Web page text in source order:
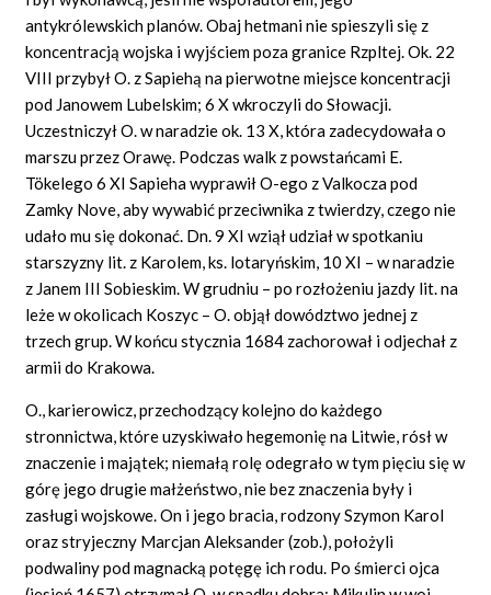
antykrólewskich planów. Obaj hetmani nie spieszyli się z
koncentracją wojska i wyjściem poza granice Rzpltej. Ok. 22
VIII przybył O. z Sapiehą na pierwotne miejsce koncentracji
pod Janowem Lubelskim; 6 X wkroczyli do Słowacji.
Uczestniczył O. w naradzie ok. 13 X, która zadecydowała o
marszu przez Orawę. Podczas walk z powstańcami E.
Tökelego 6 XI Sapieha wyprawił O-ego zValkoczapod
Zamky Nove,aby wywabić przeciwnika z twierdzy, czego nie
udało mu się dokonać. Dn. 9 XI wziął udział w spotkaniu
starszyzny lit. z Karolem, ks. lotaryńskim, 10 XI – w naradzie
z Janem III Sobieskim. W grudniu – po rozłożeniu jazdy lit. na
leże w okolicach Koszyc – O. objął dowództwo jednej z
trzech grup. W końcu stycznia 1684 zachorował i odjechał z
armii do Krakowa.
O., karierowicz, przechodzący kolejno do każdego
stronnictwa, które uzyskiwało hegemonię na Litwie, rósł w
znaczenie i majątek; niemałą rolę odegrało w tym pięciu się w
górę jego drugie małżeństwo, nie bez znaczenia były i
zasługi wojskowe. On i jego bracia, rodzony Szymon Karol
oraz stryjeczny Marcjan Aleksander (zob.), położyli
podwaliny pod magnacką potęgę ich rodu. Po śmierci ojca